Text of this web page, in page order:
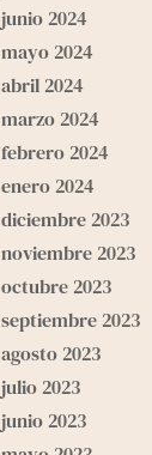
junio 2024
mayo 2024
abril 2024
marzo 2024
febrero 2024
enero 2024
diciembre 2023
noviembre 2023
octubre 2023
septiembre 2023
agosto 2023
julio 2023
junio 2023